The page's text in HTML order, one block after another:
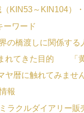
KIN53～KIN104）
ーワード
の橋渡しに関係す
れてきた目的 「黄
ヤ暦に触れてみませ
報
ラクルダイアリー販